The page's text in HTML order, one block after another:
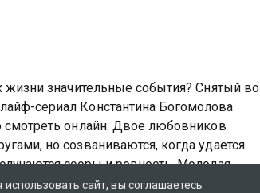
жизни значительные события? Снятый во
сериал Константина Богомолова
смотреть онлайн. Двое любовников
но созваниваются, когда удается
ссоры и ревность. Молодая
вдвое старше себя, притворяясь
сайт, вы соглашаетесь